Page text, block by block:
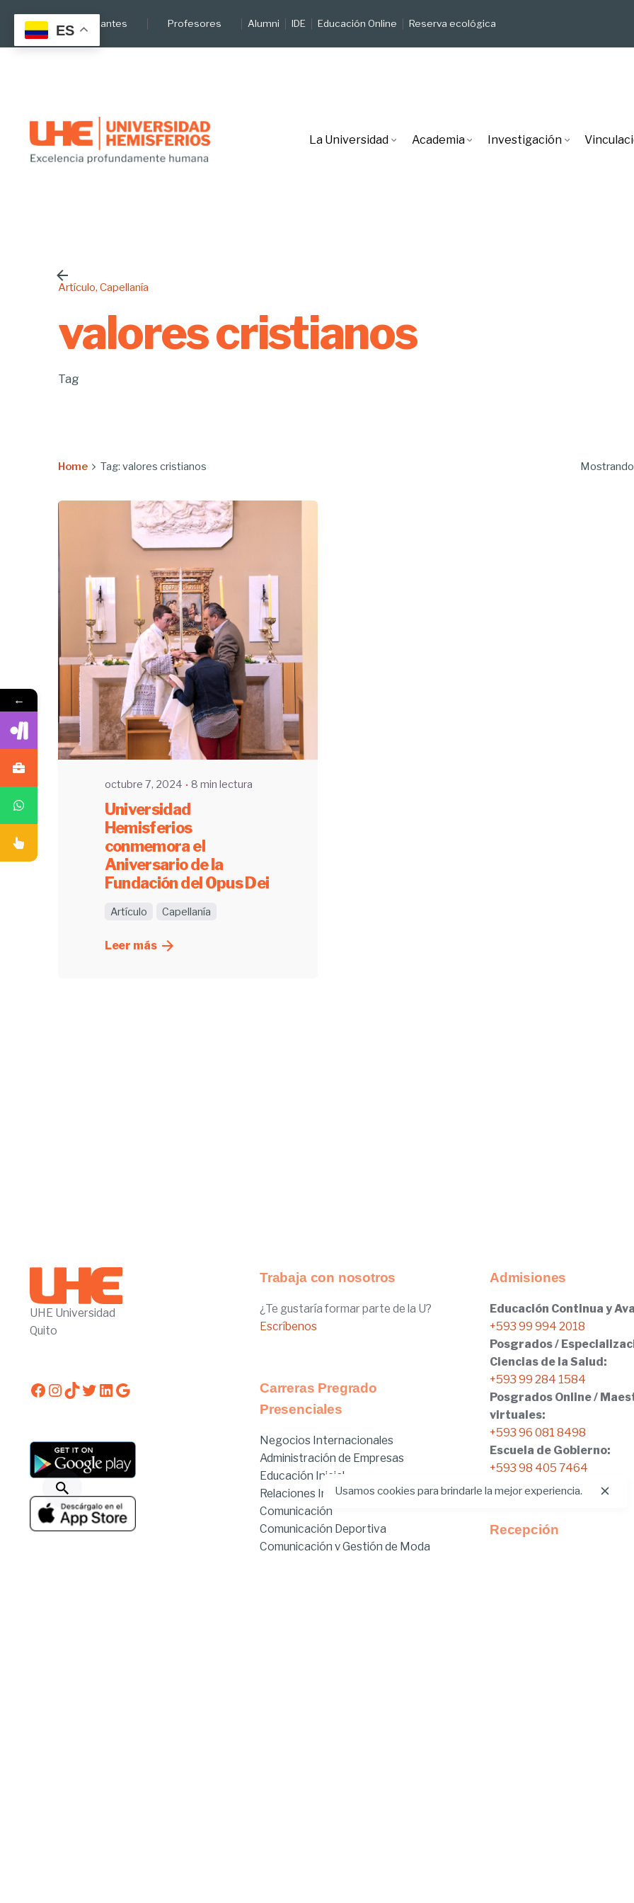
content
Estudiantes Profesores Alumni IDE Educación Online Reserva ecológica
La Universidad Academia Investigación
Artículo Capellanía
valores cristianos
Tag
Home Tag: valores cristianos
Enviado por
UHE
octubre 7, 2024 8 min lectura
Universidad
Hemisferios
conmemora el
Aniversario de la
Fundación del Opus Dei
Artículo Capellanía
Leer más
UHE Universidad
Quito
Facebook
Instagram
TikTok
Twitter
LinkedIn
Google
Trabaja con nosotros
¿Te gustaría formar parte de la U?
Escríbenos
Carreras Pregrado
Presenciales
Negocios Internacionales
Administración de Empresas
Educación Inicial
Relaciones Internacionales
Comunicación
Comunicación Deportiva
Comunicación y Gestión de Moda
Admisiones
Educación Continua y
+593 99 994 2018
Posgrados /
Ciencias de la Salud:
+593 99 284 1584
Posgrados Online /
virtuales:
+593 96 081 8498
Escuela de Gobierno:
+593 98 405 7464
Recepción
Usamos cookies para brindarle la mejor experiencia.
ES
←